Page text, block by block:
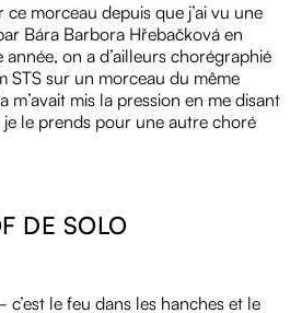
ce morceau depuis que j’ai vu une
Bára Barbora Hřebačková en
on a d’ailleurs chorégraphié
STS sur un morceau du même
m’avait mis la pression en me disant
je le prends pour une autre choré
DE SOLO
le feu dans les hanches et le